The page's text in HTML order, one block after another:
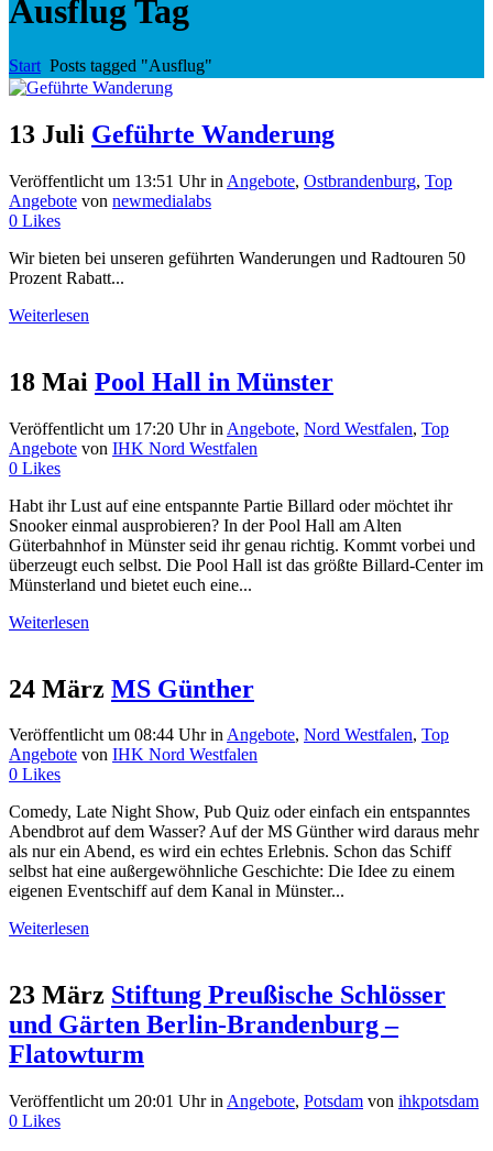
Ausflug Tag
Start Posts tagged "Ausflug"
13 Juli Geführte Wanderung
Veröffentlicht um 13:51 Uhrin Angebote, Ostbrandenburg, Top
Angebote von newmedialabs
0 Likes
Wir bieten bei unseren geführten Wanderungen und Radtouren 50
Prozent Rabatt...
Weiterlesen
18 Mai Pool Hall in Münster
Veröffentlicht um 17:20 Uhrin Angebote, Nord Westfalen, Top
Angebote von IHK Nord Westfalen
0 Likes
Habt ihr Lust auf eine entspannte Partie Billard oder möchtet ihr
Snooker einmal ausprobieren? In der Pool Hall am Alten
Güterbahnhof in Münster seid ihr genau richtig. Kommt vorbei und
überzeugt euch selbst. Die Pool Hall ist das größte Billard-Center im
Münsterland und bietet euch eine...
Weiterlesen
24 März MS Günther
Veröffentlicht um 08:44 UhrinAngebote, Nord Westfalen, Top
Angebote von IHK Nord Westfalen
0 Likes
Comedy, Late Night Show, Pub Quiz oder einfach ein entspanntes
Abendbrot auf dem Wasser? Auf der MS Günther wird daraus mehr
als nur ein Abend, es wird ein echtes Erlebnis. Schon das Schiff
selbst hat eine außergewöhnliche Geschichte: Die Idee zu einem
eigenen Eventschiff auf dem Kanal in Münster...
Weiterlesen
23 März Stiftung Preußische Schlösser
und Gärten Berlin-Brandenburg –
Flatowturm
Veröffentlicht um 20:01 Uhrin Angebote, Potsdam von ihkpotsdam
0 Likes